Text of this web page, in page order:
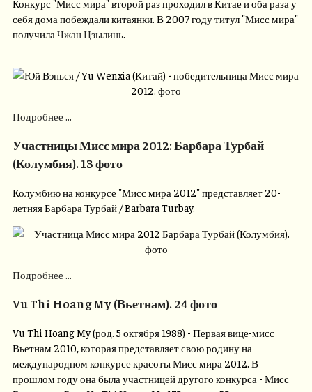
Конкурс "Мисс мира" второй раз проходил в Китае и оба раза у
себя дома побеждали китаянки. В 2007 году титул "Мисс мира"
получила Чжан Цзылинь
Подробнее ...
Участницы Мисс мира 2012: Барбара Турбай
(Колумбия). 13 фото
Колумбию на конкурсе "Мисс мира 2012" представляет 20-
летняя Барбара Турбай / Barbara Turbay.
Подробнее ...
Vu Thi Hoang My (Вьетнам). 24 фото
Vu Thi Hoang My (род. 5 октября 1988) - Первая вице-мисс
Вьетнам 2010, которая представляет свою родину на
международном конкурсе красоты Мисс мира 2012. В
прошлом году она была участницей другого конкурса - Мисс